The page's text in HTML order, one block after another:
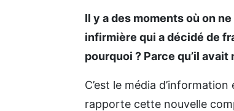
Il y a des moments où on
infirmière qui a décidé de
pourquoi ? Parce qu’il
C’est le média
rapporte cette nouvelle